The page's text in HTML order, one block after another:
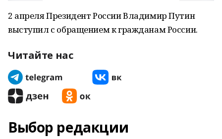
2 апреля Президент России Владимир Путин
выступил с обращением к гражданам России.
Читайте нас
Выбор редакции